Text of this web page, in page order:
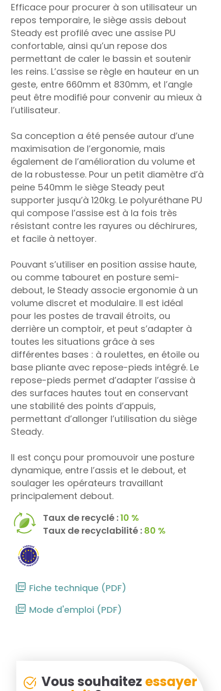
Efficace pour procurer à son utilisateur un
repos temporaire, le siège assis debout
Steady est profilé avec une assise PU
confortable, ainsi qu’un repose dos
permettant de caler le bassin et soutenir
les reins. L’assise se règle en hauteur en un
geste, entre 660mm et 830mm, et l’angle
peut être modifié pour convenir au mieux à
l’utilisateur.
Sa conception a été pensée autour d’une
maximisation de l’ergonomie, mais
également de l’amélioration du volume et
de la robustesse. Pour un petit diamètre d’à
peine 540mm le siège Steady peut
supporter jusqu’à 120kg. Le polyuréthane PU
qui compose l’assise est à la fois très
résistant contre les rayures ou déchirures,
et facile à nettoyer.
Pouvant s’utiliser en position assise haute,
ou comme tabouret en posture semi-
debout, le Steady associe ergonomie à un
volume discret et modulaire. Il est idéal
pour les postes de travail étroits, ou
derrière un comptoir, et peut s’adapter à
toutes les situations grâce à ses
différentes bases : à roulettes, en étoile ou
base pliante avec repose-pieds intégré. Le
repose-pieds permet d’adapter l’assise à
des surfaces hautes tout en conservant
une stabilité des points d’appuis,
permettant d’allonger l’utilisation du siège
Steady.
Il est conçu pour promouvoir une posture
dynamique, entre l’assis et le debout, et
soulager les opérateurs travaillant
principalement debout.
Taux de recyclé :10 %
Taux de recyclabilité : 80 %
Fiche technique (PDF)
Mode d'emploi (PDF)
Vous souhaitez essayer